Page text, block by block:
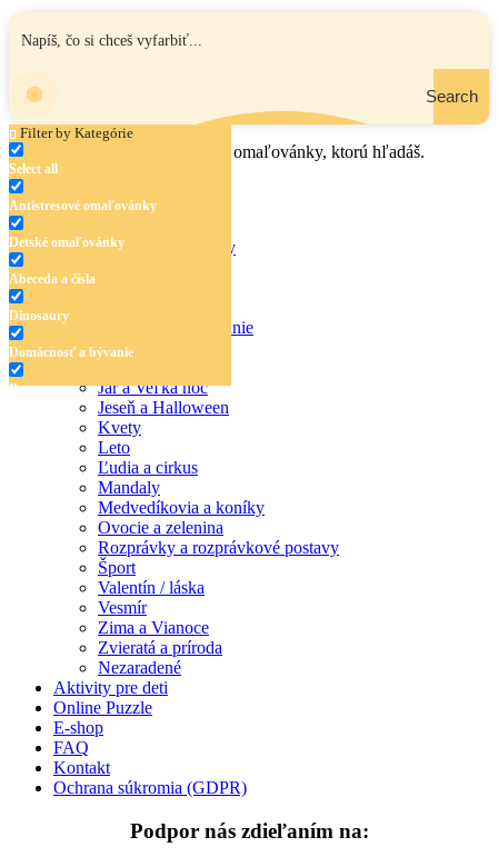
Search
Filter by Kategórie
Select all
Antistresové omaľovánky
Detské omaľovánky
Abeceda a čísla
Dinosaury
Domácnosť a bývanie
Doprava
Jar a Veľká noc
Jeseň a Halloween
Ľudia a cirkus
Medvedíkovia a koníky
Ovocie a zelenina
Rozprávky a rozprávkové postavy
Šport
Zadaj názov, oblasť alebo tému omaľovánky, ktorú hľadáš.
Antistresové omaľovánky
Domácnosť a bývanie
Doprava
Jar a Veľká noc
Jeseň a Halloween
Kvety
Leto
Ľudia a cirkus
Mandaly
Medvedíkovia a koníky
Ovocie a zelenina
Rozprávky a rozprávkové postavy
Šport
Valentín / láska
Vesmír
Zima a Vianoce
Zvieratá a príroda
Nezaradené
Aktivity pre deti
Online Puzzle
E-shop
FAQ
Kontakt
Ochrana súkromia (GDPR)
Podpor nás zdieľaním na: